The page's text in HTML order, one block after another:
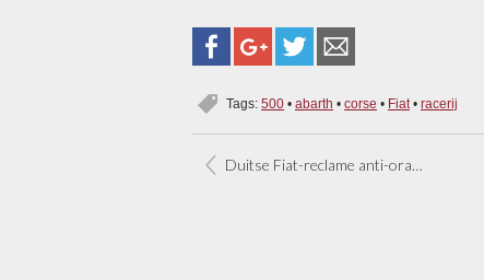
Tags: 500 • abarth • corse • Fiat • racerij
Duitse Fiat-reclame anti-oranje?